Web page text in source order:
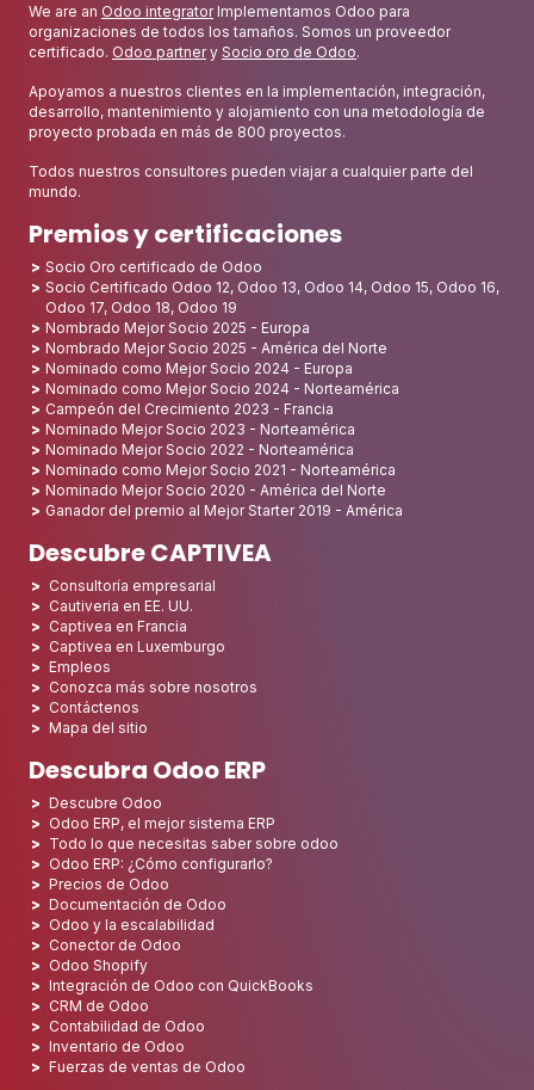
We are an Odoo integratorImplementamos Odoo para
organizaciones de todos los tamaños. Somos un proveedor
certificado. Odoo partnery Socio oro de Odoo.
Apoyamos a nuestros clientes en la implementación, integración,
desarrollo, mantenimiento y alojamiento con una metodología de
proyecto probada en más de 800 proyectos.
Todos nuestros consultores pueden viajar a cualquier parte del
mundo.
Premios y certificaciones
Socio Oro certificado de Odoo
Socio Certificado Odoo 12, Odoo 13, Odoo 14, Odoo 15, Odoo 16,
Odoo 17, Odoo 18, Odoo 19
Nombrado Mejor Socio 2025 - Europa
Nombrado Mejor Socio 2025 - América del Norte
Nominado como Mejor Socio 2024 - Europa
Nominado como Mejor Socio 2024 - Norteamérica
Campeón del Crecimiento 2023 - Francia
Nominado Mejor Socio 2023 - Norteamérica
Nominado Mejor Socio 2022 - Norteamérica
Nominado como Mejor Socio 2021 - Norteamérica
Nominado Mejor Socio 2020 - América del Norte
Ganador del premio al Mejor Starter 2019 - América
Descubre CAPTIVEA
Consultoría empresarial
Cautiveria en EE. UU.
Captivea en Francia
Captivea en Luxemburgo
Empleos
Conozca más sobre nosotros
Contáctenos
Mapa del sitio
Descubra Odoo ERP
Descubre Odoo
Odoo ERP, el mejor sistema ERP
Todo lo que necesitas saber sobre odoo
Odoo ERP: ¿Cómo configurarlo?
Precios de Odoo
Documentación de Odoo
Odoo y la escalabilidad
Conector de Odoo
Odoo Shopify
Integración de Odoo con QuickBooks
CRM de Odoo
Contabilidad de Odoo
Inventario de Odoo
Fuerzas de ventas de Odoo